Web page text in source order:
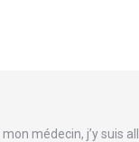
médecin, j’y suis